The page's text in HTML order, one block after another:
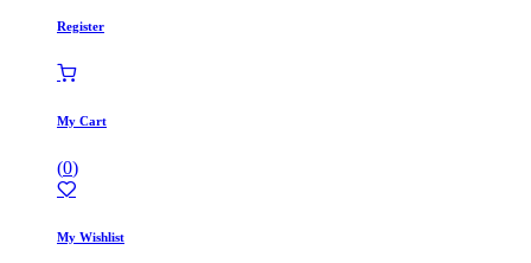
Register
My Cart
(0)
My Wishlist